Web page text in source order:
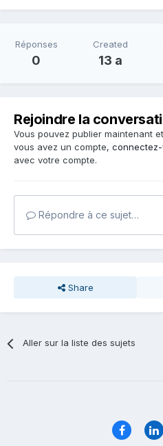
Réponses
0
Created
13 a
Rejoindre la
Vous pouvez publier maintenant
vous avez un compte,
avec votre compte.
Répondre à ce sujet…
Share
Aller sur la liste des sujets